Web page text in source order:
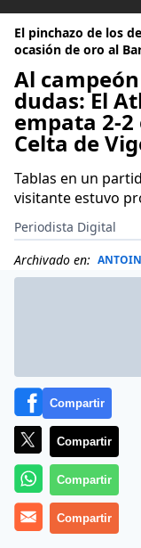
El pinchazo de los
ocasión de oro al
Al
dudas: El
empata 2-2
Celta de
Tablas en un
visitante estuvo
Periodista Digital
Archivado en:
Compartir
Compartir
Compartir
Compartir